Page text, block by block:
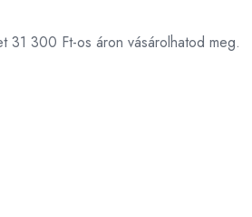
31 300 Ft-os áron vásárolhatod meg.